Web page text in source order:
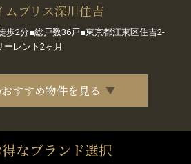
ムブリス深川住吉
歩2分■総戸数36戸■東京都江東区住吉2-
ーレント2ヶ月
すすめ物件を見る
なブランド選択